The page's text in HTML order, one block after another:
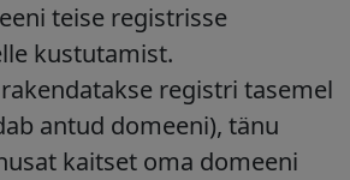
teise registrisse
kustutamist.
registri tasemel
antud domeeni), tänu
kaitset oma domeeni